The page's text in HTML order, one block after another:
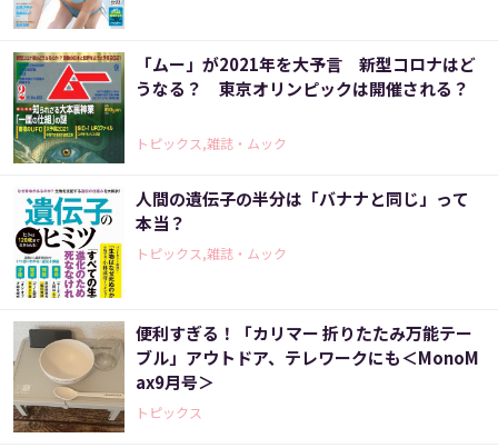
「ムー」が2021年を大予言 新型コロナはど
うなる？ 東京オリンピックは開催される？
トピックス,雑誌・ムック
人間の遺伝子の半分は「バナナと同じ」って
本当？
トピックス,雑誌・ムック
便利すぎる！「カリマー 折りたたみ万能テー
ブル」アウトドア、テレワークにも＜MonoM
ax9月号＞
トピックス